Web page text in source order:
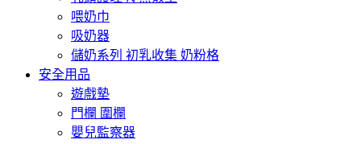
喂奶巾
吸奶器
儲奶系列 初乳收集 奶粉格
安全用品
遊戲墊
門欄 圍欄
嬰兒監察器